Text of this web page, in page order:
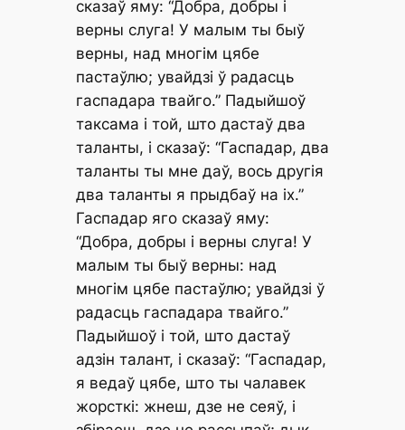
сказаў яму: “Добра, добры і
верны слуга! У малым ты быў
верны, над многім цябе
пастаўлю; увайдзі ў радасць
гаспадара твайго.” Падыйшоў
таксама і той, што дастаў два
таланты, і сказаў: “Гаспадар, два
таланты ты мне даў, вось другія
два таланты я прыдбаў на іх.”
Гаспадар яго сказаў яму:
“Добра, добры і верны слуга! У
малым ты быў верны: над
многім цябе пастаўлю; увайдзі ў
радасць гаспадара твайго.”
Падыйшоў і той, што дастаў
адзін талант, і сказаў: “Гаспадар,
я ведаў цябе, што ты чалавек
жорсткі: жнеш, дзе не сеяў, і